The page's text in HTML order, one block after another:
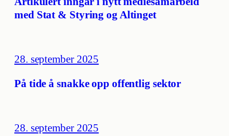
med Stat & Styring og Altinget
28. september 2025
På tide å snakke opp offentlig sektor
28. september 2025